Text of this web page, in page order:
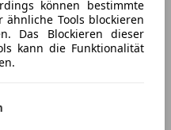
können bestimmte
ähnliche Tools blockieren
Das Blockieren dieser
kann die Funktionalität